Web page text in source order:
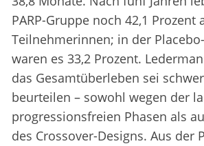
PARP-Gruppe noch 42,1 Prozent
Teilnehmerinnen; in der
waren es 33,2 Prozent.
das Gesamtüberleben sei
beurteilen – sowohl wegen der
progressionsfreien Phasen als
des Crossover-Designs. Aus der